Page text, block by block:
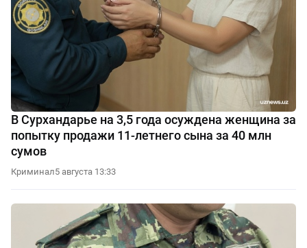
В Сурхандарье на 3,5 года осуждена женщина за
попытку продажи 11-летнего сына за 40 млн
сумов
Криминал5 августа 13:33